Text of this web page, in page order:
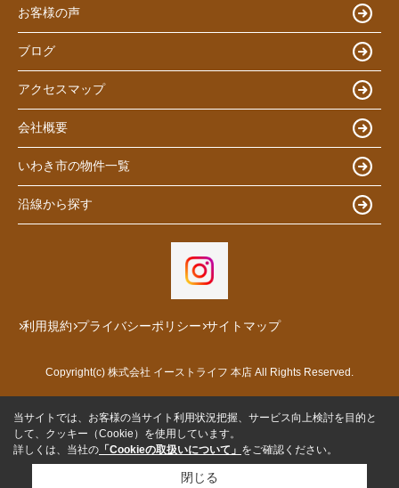
お客様の声
ブログ
アクセスマップ
会社概要
いわき市の物件一覧
沿線から探す
利用規約 プライバシーポリシー サイトマップ
Copyright(c) 株式会社 イーストライフ 本店 All Rights Reserved.
当サイトでは、お客様の当サイト利用状況把握、サービス向上検討を目的と
して、クッキー（Cookie）を使用しています。
詳しくは、当社の 「Cookieの取扱いについて」 をご確認ください。
閉じる